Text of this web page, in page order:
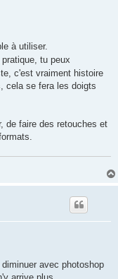
à utiliser.
tu peux
c'est vraiment histoire
cela se fera les doigts
de faire des retouches et
avec photoshop